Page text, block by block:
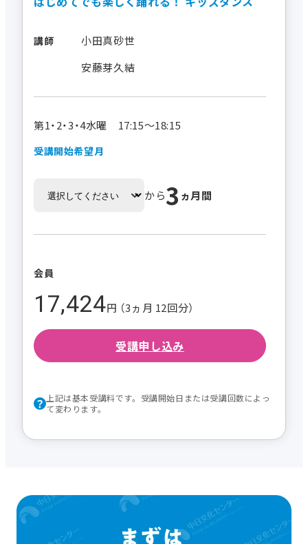
講師
小田真砂世
安藤芽久結
第1・2・3・4水曜 17:15～18:15
受講開始希望月
から3 ヵ月間
会員
17,424円 （3ヵ月 12回分）
受講申し込み
上記は基本受講料です。受講開始日または受講回数によっ
て変わります。